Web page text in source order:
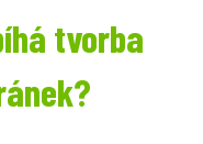
tvorba